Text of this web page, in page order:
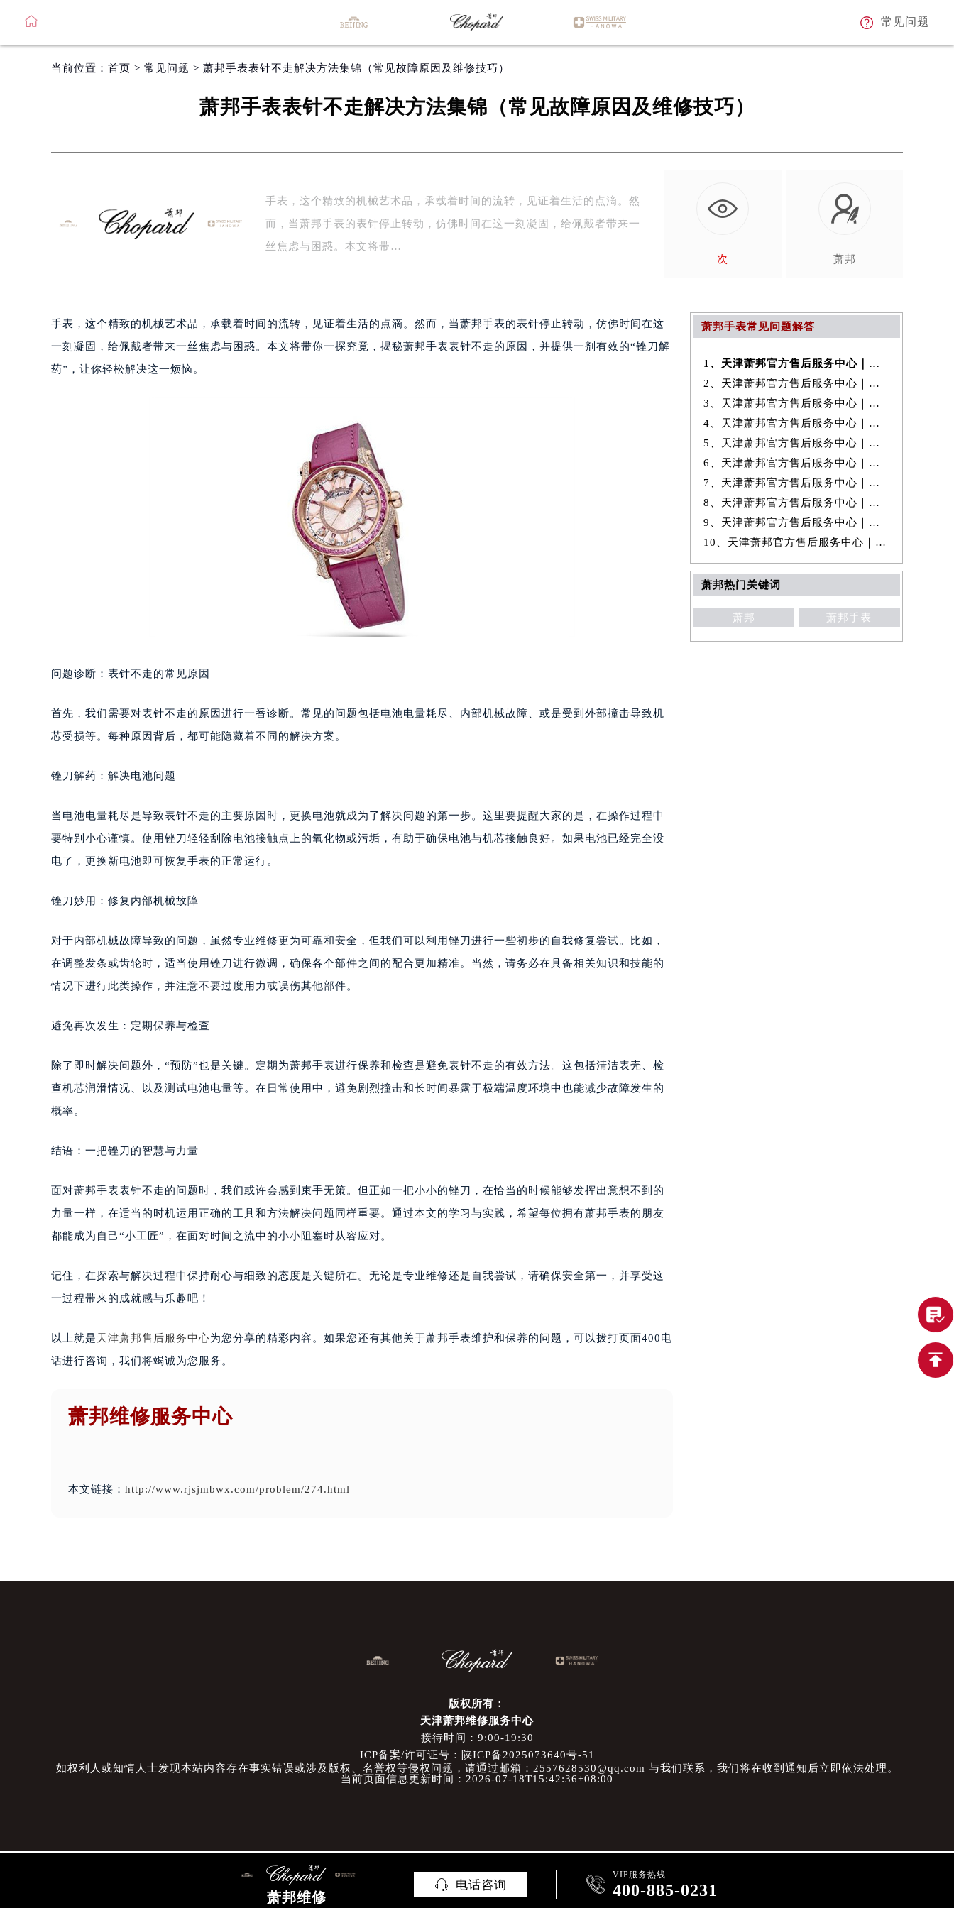
常见问题
当前位置： 首页 > 常见问题 > 萧邦手表表针不走解决方法集锦（常见故障原因及维修技巧）
萧邦手表表针不走解决方法集锦（常见故障原因及维修技巧）
手表，这个精致的机械艺术品，承载着时间的流转，见证着生活的点滴。然
而，当萧邦手表的表针停止转动，仿佛时间在这一刻凝固，给佩戴者带来一
丝焦虑与困惑。本文将带…
次
萧邦
手表，这个精致的机械艺术品，承载着时间的流转，见证着生活的点滴。然而，当萧邦手表的表针停止转动，仿佛时间在这
一刻凝固，给佩戴者带来一丝焦虑与困惑。本文将带你一探究竟，揭秘萧邦手表表针不走的原因，并提供一剂有效的“锉刀解
药”，让你轻松解决这一烦恼。
问题诊断：表针不走的常见原因
首先，我们需要对表针不走的原因进行一番诊断。常见的问题包括电池电量耗尽、内部机械故障、或是受到外部撞击导致机
芯受损等。每种原因背后，都可能隐藏着不同的解决方案。
锉刀解药：解决电池问题
当电池电量耗尽是导致表针不走的主要原因时，更换电池就成为了解决问题的第一步。这里要提醒大家的是，在操作过程中
要特别小心谨慎。使用锉刀轻轻刮除电池接触点上的氧化物或污垢，有助于确保电池与机芯接触良好。如果电池已经完全没
电了，更换新电池即可恢复手表的正常运行。
锉刀妙用：修复内部机械故障
对于内部机械故障导致的问题，虽然专业维修更为可靠和安全，但我们可以利用锉刀进行一些初步的自我修复尝试。比如，
在调整发条或齿轮时，适当使用锉刀进行微调，确保各个部件之间的配合更加精准。当然，请务必在具备相关知识和技能的
情况下进行此类操作，并注意不要过度用力或误伤其他部件。
避免再次发生：定期保养与检查
除了即时解决问题外，“预防”也是关键。定期为萧邦手表进行保养和检查是避免表针不走的有效方法。这包括清洁表壳、检
查机芯润滑情况、以及测试电池电量等。在日常使用中，避免剧烈撞击和长时间暴露于极端温度环境中也能减少故障发生的
概率。
结语：一把锉刀的智慧与力量
面对萧邦手表表针不走的问题时，我们或许会感到束手无策。但正如一把小小的锉刀，在恰当的时候能够发挥出意想不到的
力量一样，在适当的时机运用正确的工具和方法解决问题同样重要。通过本文的学习与实践，希望每位拥有萧邦手表的朋友
都能成为自己“小工匠”，在面对时间之流中的小小阻塞时从容应对。
记住，在探索与解决过程中保持耐心与细致的态度是关键所在。无论是专业维修还是自我尝试，请确保安全第一，并享受这
一过程带来的成就感与乐趣吧！
以上就是天津萧邦售后服务中心为您分享的精彩内容。如果您还有其他关于萧邦手表维护和保养的问题，可以拨打页面400电
话进行咨询，我们将竭诚为您服务。
萧邦维修服务中心
本文链接： http://www.rjsjmbwx.com/problem/274.html
萧邦手表常见问题解答
1、天津萧邦官方售后服务中心｜最新地址及官方售后电话权威信息公示（20
2、天津萧邦官方售后服务中心｜最新热线和完整维修地址权威信息公示（20
3、天津萧邦官方售后服务中心｜全新维修地址和客服热线权威信息公示（20
4、天津萧邦官方售后服务中心｜网点地址与24小时客服热线权威信息公示
5、天津萧邦官方售后服务中心｜最新热线及维修地址权威信息公示（2026年
6、天津萧邦官方售后服务中心｜官方电话及服务网点地址权威信息公示（20
7、天津萧邦官方售后服务中心｜全新地址及服务热线权威信息公示（2026年
8、天津萧邦官方售后服务中心｜网点地址及客服电话权威信息公示（2026年
9、天津萧邦官方售后服务中心｜全部网点地址与热线权威信息公示（2026年
10、天津萧邦官方售后服务中心｜全新维修地址及客服热线权威信息公示（20
萧邦热门关键词
萧邦 萧邦手表
版权所有：
天津萧邦维修服务中心
接待时间：9:00-19:30
ICP备案/许可证号：陕ICP备2025073640号-51
如权利人或知情人士发现本站内容存在事实错误或涉及版权、名誉权等侵权问题，请通过邮箱：2557628530@qq.com 与我们联系，我们将在收到通知后立即依法处理。
当前页面信息更新时间：2026-07-18T15:42:36+08:00
萧邦维修
 电话咨询  VIP服务热线
400-885-0231